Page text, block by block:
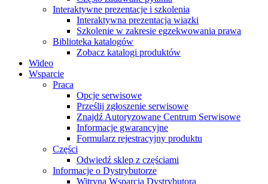
Interaktywne prezentacje i szkolenia
Interaktywna prezentacja wiązki
Szkolenie w zakresie egzekwowania prawa
Biblioteka katalogów
Zobacz katalogi produktów
Wideo
Wsparcie
Praca
Opcje serwisowe
Prześlij zgłoszenie serwisowe
Znajdź Autoryzowane Centrum Serwisowe
Informacje gwarancyjne
Formularz rejestracyjny produktu
Części
Odwiedź sklep z częściami
Informacje o Dystrybutorze
Witryna Wsparcia Dystrybutora